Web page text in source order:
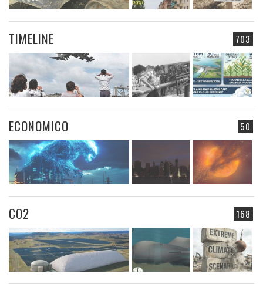
703
TIMELINE
50
ECONOMICO
168
CO2